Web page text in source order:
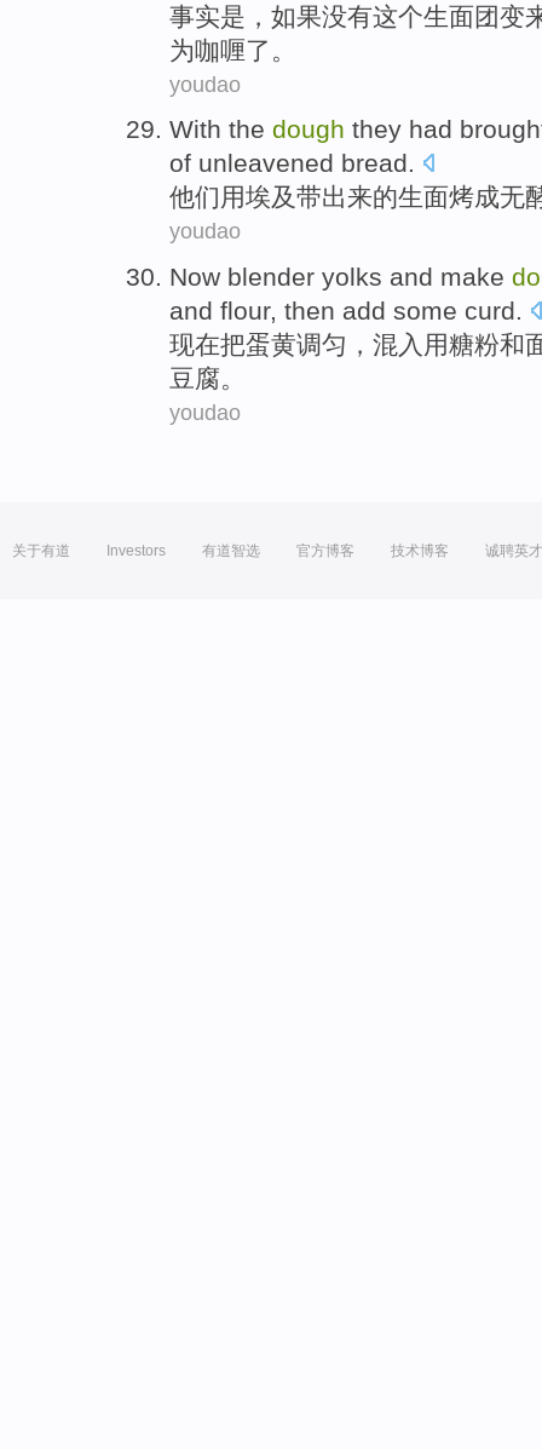
事实是 ， 如果没有这个生面团变
为咖喱了。
youdao
With the dough they had
of unleavened bread.
他们用埃及带出来的生面烤成无
youdao
Now blender yolks and make
and flour, then add some curd.
现在把蛋黄调匀，混入用糖粉和
豆腐。
youdao
关于有道 Investors 有道智选 官方博客 技术博客 诚聘英才